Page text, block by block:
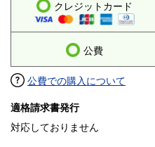
クレジットカード
公費
公費での購入について
適格請求書発行
対応しておりません